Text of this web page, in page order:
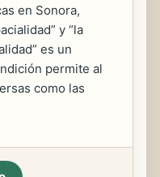
en Sonora,
y “la
es un
permite al
como las